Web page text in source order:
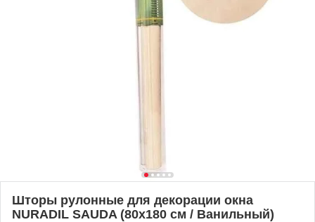
Шторы рулонные для декорации окна
NURADIL SAUDA (80х180 см / Ванильный)